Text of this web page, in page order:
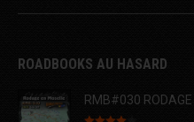
ROADBOOKS AU HASARD
RMB#030